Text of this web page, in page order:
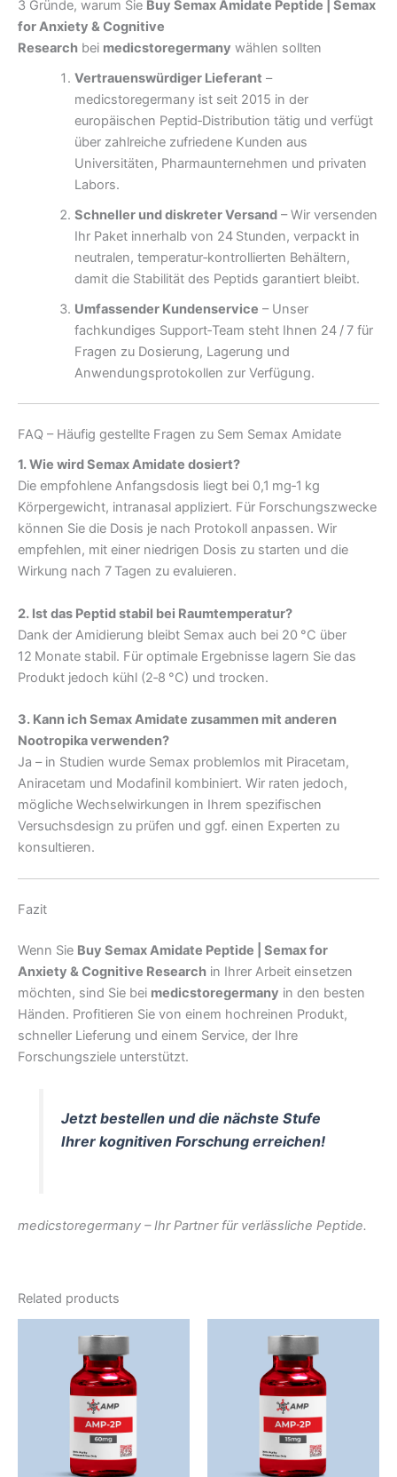
3 Gründe, warum Sie Buy Semax Amidate Peptide | Semax
for Anxiety & Cognitive
Research bei medicstoregermany wählen sollten
Vertrauenswürdiger Lieferant –
medicstoregermany ist seit 2015 in der
europäischen Peptid‑Distribution tätig und verfügt
über zahlreiche zufriedene Kunden aus
Universitäten, Pharmaunternehmen und privaten
Labors.
Schneller und diskreter Versand – Wir versenden
Ihr Paket innerhalb von 24 Stunden, verpackt in
neutralen, temperatur‑kontrollierten Behältern,
damit die Stabilität des Peptids garantiert bleibt.
Umfassender Kundenservice – Unser
fachkundiges Support‑Team steht Ihnen 24 / 7 für
Fragen zu Dosierung, Lagerung und
Anwendungsprotokollen zur Verfügung.
FAQ – Häufig gestellte Fragen zu Sem Semax Amidate
1. Wie wird Semax Amidate dosiert?
Die empfohlene Anfangsdosis liegt bei 0,1 mg‑1 kg
Körpergewicht, intranasal appliziert. Für Forschungszwecke
können Sie die Dosis je nach Protokoll anpassen. Wir
empfehlen, mit einer niedrigen Dosis zu starten und die
Wirkung nach 7 Tagen zu evaluieren.
2. Ist das Peptid stabil bei Raumtemperatur?
Dank der Amidierung bleibt Semax auch bei 20 °C über
12 Monate stabil. Für optimale Ergebnisse lagern Sie das
Produkt jedoch kühl (2‑8 °C) und trocken.
3. Kann ich Semax Amidate zusammen mit anderen
Nootropika verwenden?
Ja – in Studien wurde Semax problemlos mit Piracetam,
Aniracetam und Modafinil kombiniert. Wir raten jedoch,
mögliche Wechselwirkungen in Ihrem spezifischen
Versuchsdesign zu prüfen und ggf. einen Experten zu
konsultieren.
Fazit
Wenn Sie Buy Semax Amidate Peptide | Semax for
Anxiety & Cognitive Research in Ihrer Arbeit einsetzen
möchten, sind Sie bei medicstoregermany in den besten
Händen. Profitieren Sie von einem hochreinen Produkt,
schneller Lieferung und einem Service, der Ihre
Forschungsziele unterstützt.
Jetzt bestellen und die nächste Stufe
Ihrer kognitiven Forschung erreichen!
medicstoregermany – Ihr Partner für verlässliche Peptide.
Related products